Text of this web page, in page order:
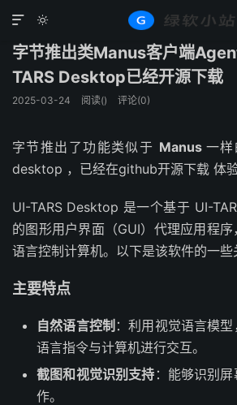


Windows 正文
字节推出类Manus客户端
TARS Desktop已经开源下载
2025-03-24 阅读() 评论(0)
字节推出了功能类似于 Manus一样
desktop ，已经在github开源下载 体验
UI-TARS Desktop 是一个基于 UI-
的图形用户界面（GUI）代理应用程
语言控制计算机。以下是该软件的一些
主要特点
自然语言控制 ：利用视觉语言模
语言指令与计算机进行交互。
截图和视觉识别支持 ：能够识别
作。